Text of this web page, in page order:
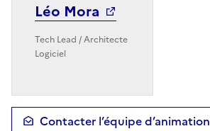
Léo Mora
Tech Lead / Architecte
Logiciel
Contacter l’équipe d’animation